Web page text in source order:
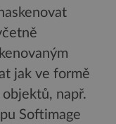
jak ve formě
např.
Softimage